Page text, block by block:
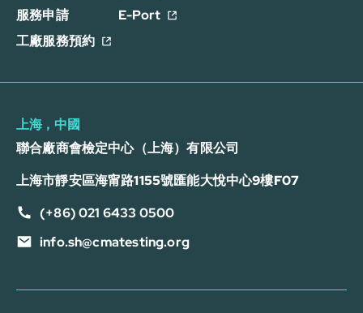
服務申請
E-Port
工廠服務預約
上海，中國
聯合廠商會檢定中心（上海）有限公司
上海市靜安區海甯路1155號匯能大悅中心9樓F07
(+86) 021 6433 0500
info.sh@cmatesting.org